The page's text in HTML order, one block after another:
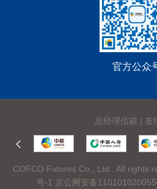
官方公众
总经理信箱 | 友
COFCO Futures Co., Ltd . All rights
号-1
京公网安备